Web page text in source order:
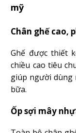
mỹ
Chân ghế cao,
Ghế được thiết
chiều cao tiêu
giúp người dùng
bữa.
Ốp sợi mây